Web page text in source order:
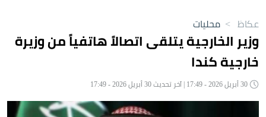
عكاظ > محليات
وزير الخارجية يتلقى اتصالاً هاتفياً من وزيرة
خارجية كندا